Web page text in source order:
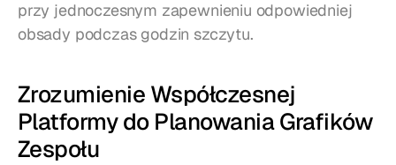
przy jednoczesnym zapewnieniu odpowiedniej
obsady podczas godzin szczytu.
Zrozumienie Współczesnej
Platformy do Planowania Grafików
Zespołu